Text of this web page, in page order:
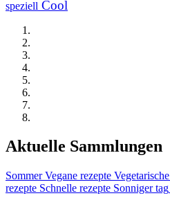
speziell Cool
Aktuelle Sammlungen
Sommer Vegane rezepte
rezepte Schnelle rezepte Sonniger tag